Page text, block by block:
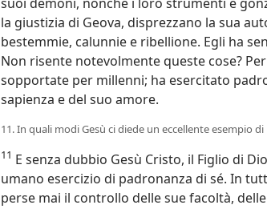
la giustizia di Geova, disprezzano la sua
bestemmie, calunnie e ribellione. Egli ha
Non risente notevolmente queste cose?
sopportate per millenni; ha esercitato
sapienza e del suo amore.
11. In quali modi Gesù ci diede un eccellente esempio
11 E senza dubbio Gesù Cristo, il Figlio di
umano esercizio di padronanza di sé. In
perse mai il controllo delle sue facoltà,